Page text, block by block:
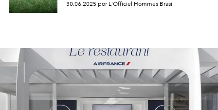
30.06.2025 por L'Officiel Hommes Brasil